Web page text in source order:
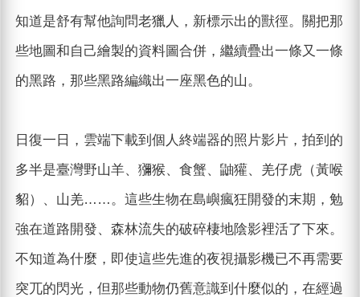
知道是舒有幫他詢問老獵人，新標示出的獸徑。關把那
些地圖和自己繪製的資料圖合併，繼續疊出一條又一條
的黑路，那些黑路編織出一座黑色的山。
日復一日，雲端下載到個人終端器的照片影片，拍到的
多半是臺灣野山羊、獼猴、食蟹、鼬獾、羌仔虎（黃喉
貂）、山羌……。這些生物在島嶼瘋狂開發的末期，勉
強在道路開發、森林流失的破碎棲地陰影裡活了下來。
不知道為什麼，即使這些先進的夜視攝影機已不再需要
突兀的閃光，但那些動物仍舊意識到什麼似的，在經過